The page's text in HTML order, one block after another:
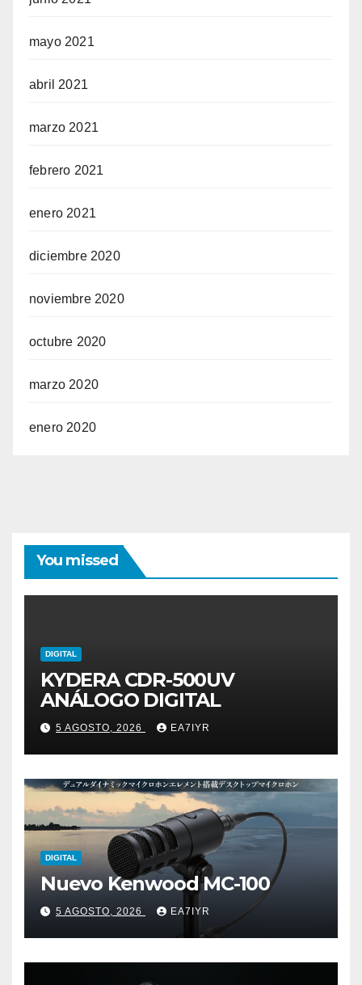
mayo 2021
abril 2021
marzo 2021
febrero 2021
enero 2021
diciembre 2020
noviembre 2020
octubre 2020
marzo 2020
enero 2020
You missed
DIGITAL
KYDERA CDR-500UV
ANÁLOGO DIGITAL
5 AGOSTO, 2026 EA7IYR
DIGITAL
Nuevo Kenwood MC-100
5 AGOSTO, 2026 EA7IYR